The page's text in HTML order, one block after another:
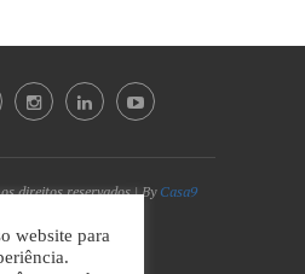
direitos reservados | By Casa9
AO TOPO
website para